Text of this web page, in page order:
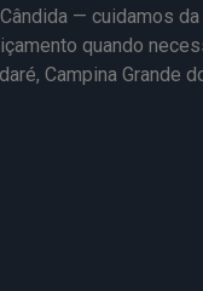
— cuidamos
quando
Campina Grande